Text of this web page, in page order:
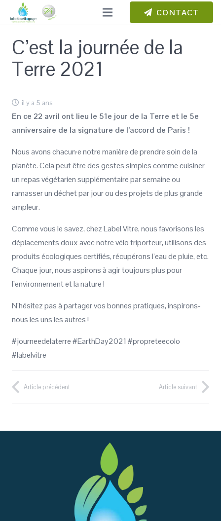
CONTACT
C’est la journée de la
Terre 2021
il y a 5 ans
En ce 22 avril ont lieu le 51e jour de la Terre et le 5e
anniversaire de la signature de l’accord de Paris !
Nous avons chacun·e notre manière de prendre soin de la
planète. Cela peut être des gestes simples comme cuisiner
un repas végétarien supplémentaire par semaine ou
ramasser un déchet par jour ou des projets de plus grande
ampleur.
Comme vous le savez, chez Label Vitre, nous favorisons les
déplacements doux avec notre vélo triporteur, utilisons des
produits écologiques certifiés, récupérons l’eau de pluie, etc.
Chaque jour, nous aspirons à agir toujours plus pour
l’environnement et la nature !
N’hésitez pas à partager vos bonnes pratiques, inspirons-
nous les uns les autres !
#journeedelaterre #EarthDay2021 #propreteecolo
#labelvitre
Article précédent Article suivant